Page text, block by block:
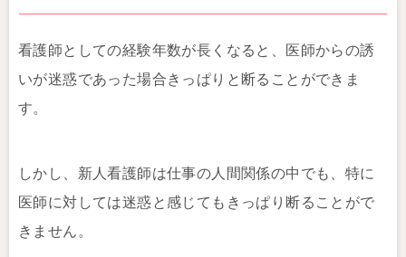
看護師としての経験年数が長くなると、医師からの誘
いが迷惑であった場合きっぱりと断ることができま
す。
しかし、新人看護師は仕事の人間関係の中でも、特に
医師に対しては迷惑と感じてもきっぱり断ることがで
きません。